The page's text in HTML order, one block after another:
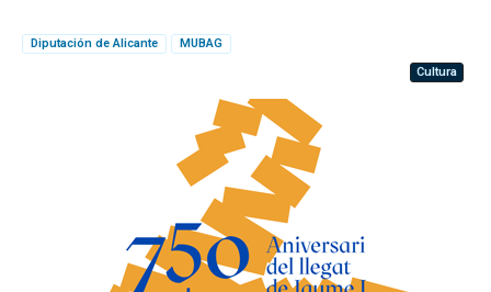
Diputación de Alicante
MUBAG
Cultura